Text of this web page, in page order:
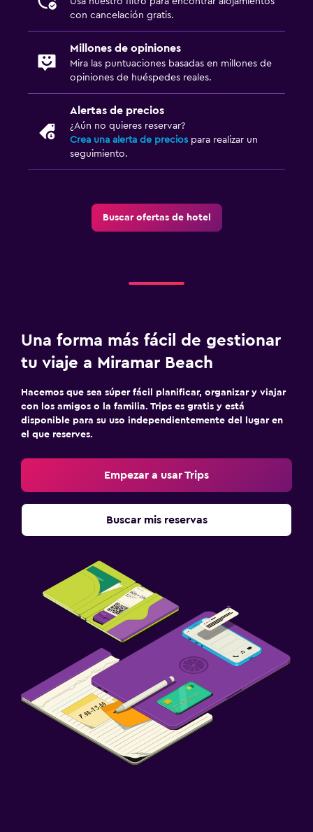
con cancelación gratis.
Millones de opiniones
Mira las puntuaciones basadas en millones de
opiniones de huéspedes reales.
Alertas de precios
¿Aún no quieres reservar?
Crea una alerta de precios para realizar un
seguimiento.
Buscar ofertas de hotel
Una forma más fácil de gestionar
tu viaje a Miramar Beach
Hacemos que sea súper fácil planificar, organizar y viajar
con los amigos o la familia. Trips es gratis y está
disponible para su uso independientemente del lugar en
el que reserves.
Empezar a usar Trips
Buscar mis reservas